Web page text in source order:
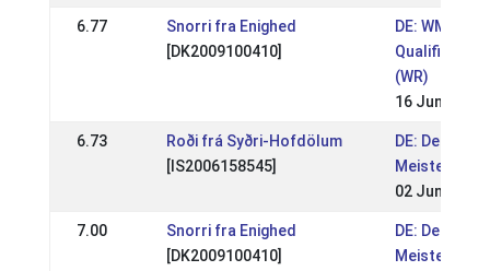
6.77
Snorri fra Enighed
[DK2009100410]
DE: WM-
(WR)
16 Jun 2019
6.73
Roði frá Syðri-Hofdölum
[IS2006158545]
DE:
02 Jun 2019
7.00
Snorri fra Enighed
[DK2009100410]
DE: